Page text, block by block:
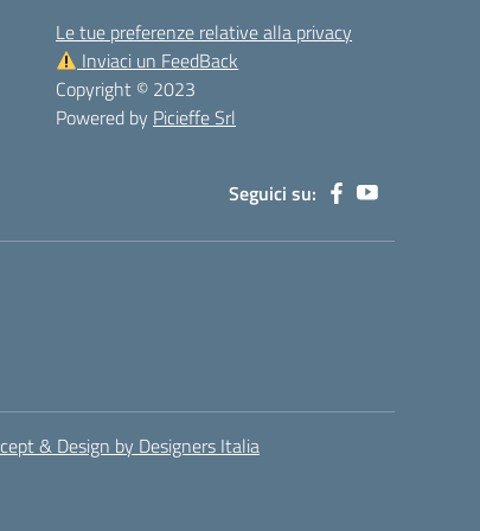
Le tue preferenze relative alla privacy
Inviaci un FeedBack
Copyright © 2023
Powered by Picieffe Srl
Seguici su:
& Design by Designers Italia